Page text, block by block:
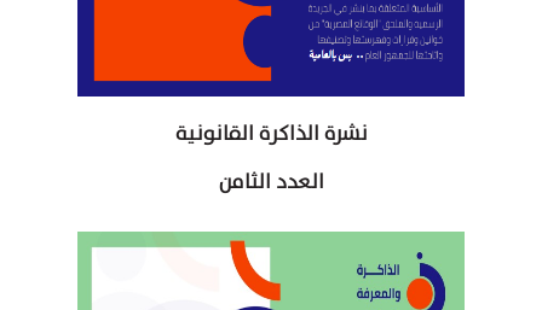
نشرة الذاكرة القانونية
العدد الثامن